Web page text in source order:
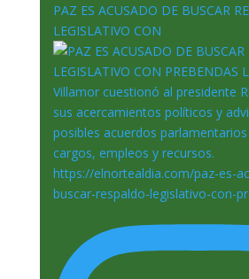
PAZ ES ACUSADO DE BUSCAR
LEGISLATIVO CON